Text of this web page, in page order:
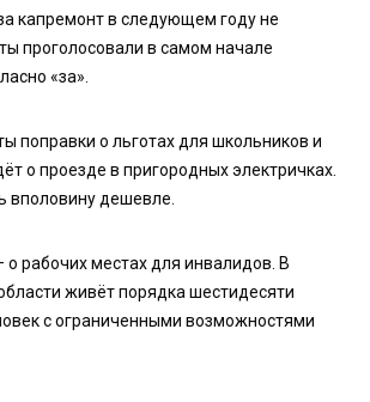
капремонт в следующем году не
проголосовали в самом начале
«за».
поправки о льготах для школьников и
о проезде в пригородных электричках.
вполовину дешевле.
рабочих местах для инвалидов. В
живёт порядка шестидесяти
с ограниченными возможностями